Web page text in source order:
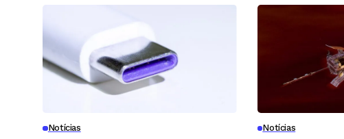
Notícias Notícias